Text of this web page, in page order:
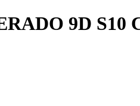
9D S10